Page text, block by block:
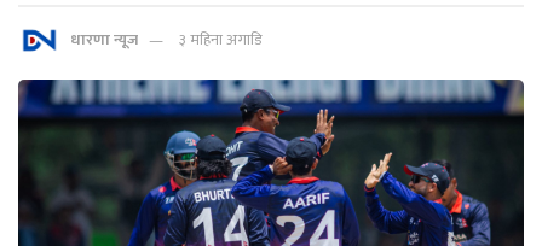
धारणा न्यूज ३ महिना अगाडि